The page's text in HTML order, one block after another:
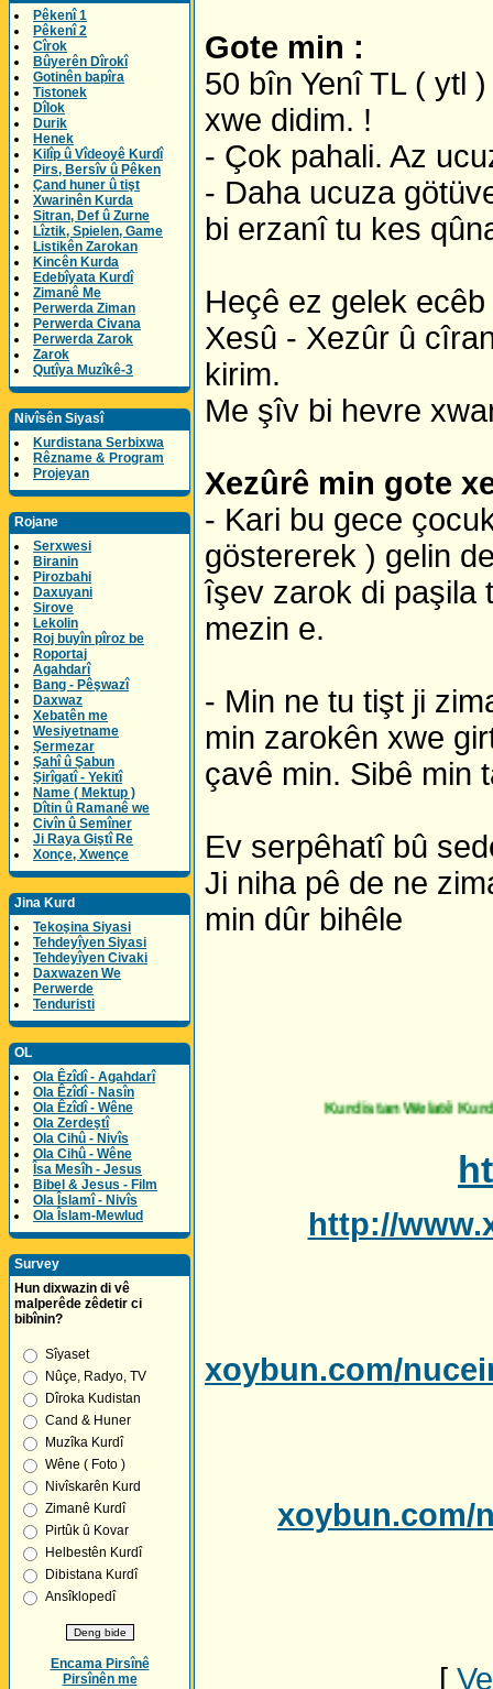
Pêkenî 1
Pêkenî 2
Cîrok
Bûyerên Dîrokî
Gotinên bapîra
Tistonek
Dîlok
Durik
Henek
Kilîp û Vîdeoyê Kurdî
Pirs, Bersîv û Pêken
Çand huner û tişt
Xwarinên Kurda
Sitran, Def û Zurne
Lîztik, Spielen, Game
Listikên Zarokan
Kincên Kurda
Edebîyata Kurdî
Zimanê Me
Perwerda Ziman
Perwerda Civana
Perwerda Zarok
Zarok
Qutîya Muzîkê-3
Nivîsên Siyasî
Kurdistana Serbixwa
Rêzname & Program
Projeyan
Rojane
Serxwesi
Biranin
Pirozbahi
Daxuyani
Sirove
Lekolin
Roj buyîn pîroz be
Roportaj
Agahdarî
Bang - Pêşwazî
Daxwaz
Xebatên me
Wesiyetname
Şermezar
Şahî û Şabun
Şirîgatî - Yekitî
Name ( Mektup )
Dîtin û Ramanê we
Civîn û Semîner
Ji Raya Giştî Re
Xonçe, Xwençe
Jina Kurd
Tekoşina Siyasi
Tehdeyîyen Siyasi
Tehdeyîyen Civaki
Daxwazen We
Perwerde
Tenduristi
OL
Ola Êzîdî - Agahdarî
Ola Êzîdî - Nasîn
Ola Êzîdî - Wêne
Ola Zerdeştî
Ola Cihû - Nivîs
Ola Cihû - Wêne
Îsa Mesîh - Jesus
Bibel & Jesus - Film
Ola Îslamî - Nivîs
Ola Îslam-Mewlud
Survey
Hun dixwazin di vê
malperêde zêdetir ci
bibînin?
Sîyaset
Nûçe, Radyo, TV
Dîroka Kudistan
Cand & Huner
Muzîka Kurdî
Wêne ( Foto )
Nivîskarên Kurd
Zimanê Kurdî
Pirtûk û Kovar
Helbestên Kurdî
Dibistana Kurdî
Ansîklopedî
Encama Pirsînê
Pirsînên me
Gote min :
50 bîn Yenî TL ( ytl
xwe didim. !
- Çok pahali. Az
- Daha ucuza
bi erzanî tu kes
Heçê ez gelek
Xesû - Xezûr û
kirim.
Me şîv bi hevre
Xezûrê min gote
- Kari bu gece
göstererek ) gelin
îşev zarok di paşila
mezin e.
- Min ne tu tişt ji
min zarokên xwe
çavê min. Sibê min
Ev serpêhatî bû
Ji niha pê de ne
min dûr bihêle
Kurdistan Welatê Kurdaye - Her
http://
xoybun.com/
xoybun.com/
[